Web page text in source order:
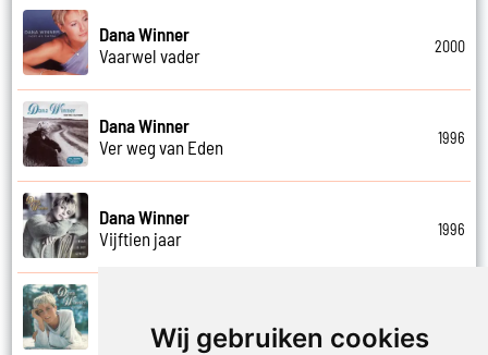
Wij gebruiken cookies
Dana Winner
Vaarwel vader
2000
Dana Winner
Ver weg van Eden
1996
Dana Winner
Vijftien jaar
1996
Vleugels